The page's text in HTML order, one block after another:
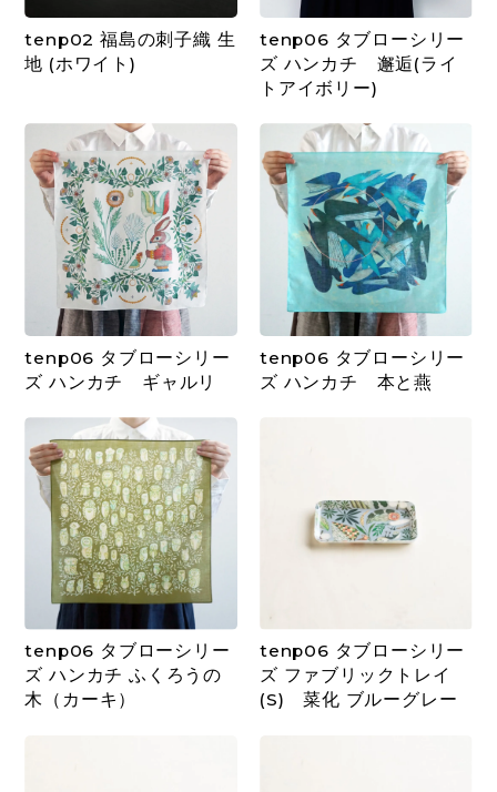
tenp02 福島の刺子織 生
地 (ホワイト)
tenp06 タブローシリー
ズ ハンカチ 邂逅(ライ
トアイボリー)
tenp06 タブローシリー
ズ ハンカチ ギャルリ
tenp06 タブローシリー
ズ ハンカチ 本と燕
tenp06 タブローシリー
ズ ハンカチ ふくろうの
木（カーキ）
tenp06 タブローシリー
ズ ファブリックトレイ
(S) 菜化 ブルーグレー